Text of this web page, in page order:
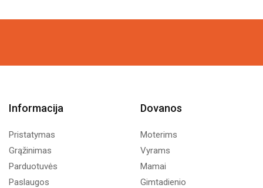
22,00€
28,00€
Informacija
Pristatymas
Grąžinimas
Parduotuvės
Paslaugos
Dovanos
Moterims
Vyrams
Mamai
Gimtadienio